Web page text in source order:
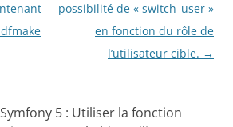
possibilité de « switch_user »
en fonction du rôle de
l’utilisateur cible. →
Symfony 5 : Utiliser la fonction